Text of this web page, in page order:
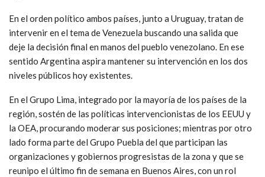
En el orden político ambos países, junto a Uruguay, tratan de
intervenir en el tema de Venezuela buscando una salida que
deje la decisión final en manos del pueblo venezolano. En ese
sentido Argentina aspira mantener su intervención en los dos
niveles públicos hoy existentes.
En el Grupo Lima, integrado por la mayoría de los países de la
región, sostén de las políticas intervencionistas de los EEUU y
la OEA, procurando moderar sus posiciones; mientras por otro
lado forma parte del Grupo Puebla del que participan las
organizaciones y gobiernos progresistas de la zona y que se
reunipo el último fin de semana en Buenos Aires, con un rol